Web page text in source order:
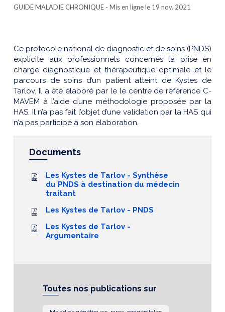
GUIDE MALADIE CHRONIQUE - Mis en ligne le 19 nov. 2021
Ce protocole national de diagnostic et de soins (PNDS)
explicite aux professionnels concernés la prise en
charge diagnostique et thérapeutique optimale et le
parcours de soins d’un patient atteint de Kystes de
Tarlov. Il a été élaboré par le le centre de référence C-
MAVEM à l’aide d’une méthodologie proposée par la
HAS. Il n’a pas fait l’objet d’une validation par la HAS qui
n’a pas participé à son élaboration.
Documents
Les Kystes de Tarlov - Synthèse
du PNDS à destination du médecin
traitant
Les Kystes de Tarlov - PNDS
Les Kystes de Tarlov -
Argumentaire
Toutes nos publications sur